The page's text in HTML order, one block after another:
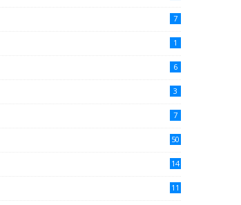
7
1
6
3
7
50
14
11